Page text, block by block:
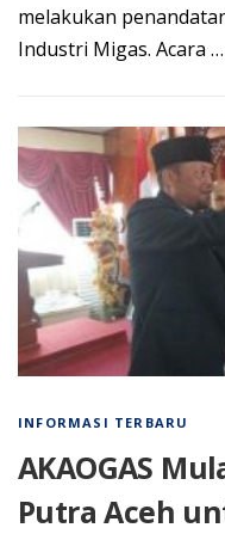
melakukan
Industri Mіgаѕ. Aсаrа …
INFORMASI TERBARU
AKAOGAS
Putra Aceh